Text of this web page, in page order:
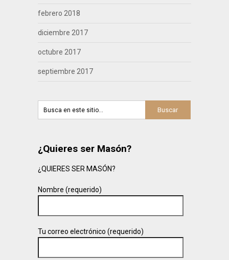
febrero 2018
diciembre 2017
octubre 2017
septiembre 2017
¿Quieres ser Masón?
¿QUIERES SER MASÓN?
Nombre (requerido)
Tu correo electrónico (requerido)